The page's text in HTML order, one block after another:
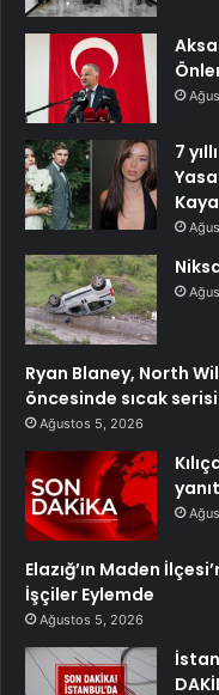
7
Ryan Blaney, North
öncesinde sıcak
Ağustos 5, 2026
Elazığ’ın Maden
İşçiler Eylemde
Ağustos 5, 2026